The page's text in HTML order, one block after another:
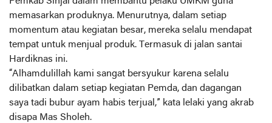
memasarkan produknya. Menurutnya, dalam setiap
momentum atau kegiatan besar, mereka selalu mendapat
tempat untuk menjual produk. Termasuk di jalan santai
Hardiknas ini.
“Alhamdulillah kami sangat bersyukur karena selalu
dilibatkan dalam setiap kegiatan Pemda, dan dagangan
saya tadi bubur ayam habis terjual,” kata lelaki yang akrab
disapa Mas Sholeh.